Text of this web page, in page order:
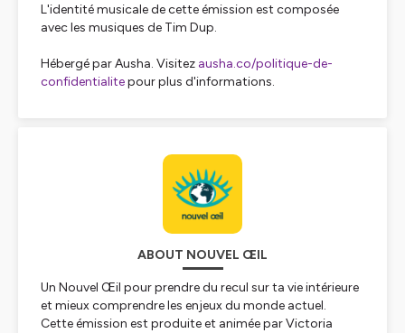
L'identité musicale de cette émission est composée
avec les musiques de Tim Dup.
Hébergé par Ausha. Visitez ausha.co/politique-de-
confidentialitepour plus d'informations.
ABOUT NOUVEL ŒIL
Un Nouvel Œil pour prendre du recul sur ta vie intérieure
et mieux comprendre les enjeux du monde actuel.
Cette émission est produite et animée par Victoria